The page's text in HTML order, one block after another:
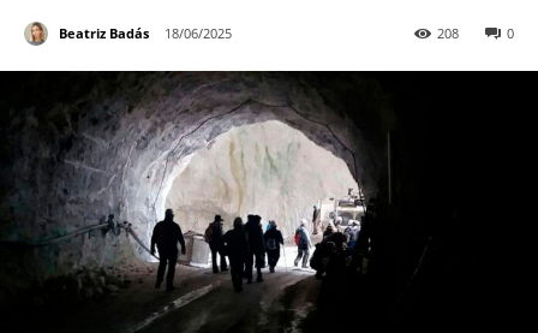
Beatriz Badás 18/06/2025 0
208